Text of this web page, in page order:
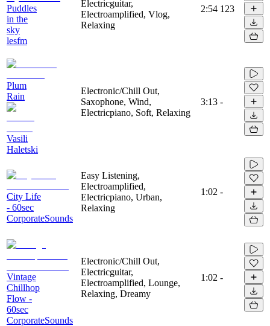
Puddles
in the
sky
lesfm
Electricguitar,
Electroamplified, Vlog,
Relaxing
2:54 123
Plum
Rain
Vasili
Haletski
Electronic/Chill Out,
Saxophone, Wind,
Electricpiano, Soft, Relaxing
3:13 -
City Life
- 60sec
CorporateSounds
Easy Listening,
Electroamplified,
Electricpiano, Urban,
Relaxing
1:02 -
Vintage
Chillhop
Flow -
60sec
CorporateSounds
Electronic/Chill Out,
Electricguitar,
Electroamplified, Lounge,
Relaxing, Dreamy
1:02 -